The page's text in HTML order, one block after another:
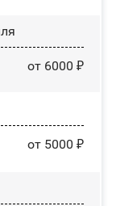
от 6000 ₽
от 5000 ₽